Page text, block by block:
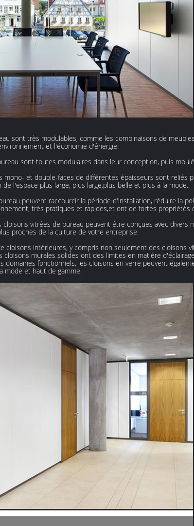
sont très modulables, comme les combinaisons de
et l'économie d'énergie.
sont toutes modulaires dans leur conception, puis
mono- et double-faces de différentes épaisseurs sont reliés
l'espace plus large, plus large,plus belle et plus à la mode..
peuvent raccourcir la période d'installation, réduire la
très pratiques et rapides,et ont de fortes propriétés
vitrées de bureau peuvent être conçues avec
proches de la culture de votre entreprise.
cloisons intérieures, y compris non seulement des cloisons
cloisons murales solides ont des limites en matière
domaines fonctionnels, les cloisons en verre peuvent
mode et haut de gamme.